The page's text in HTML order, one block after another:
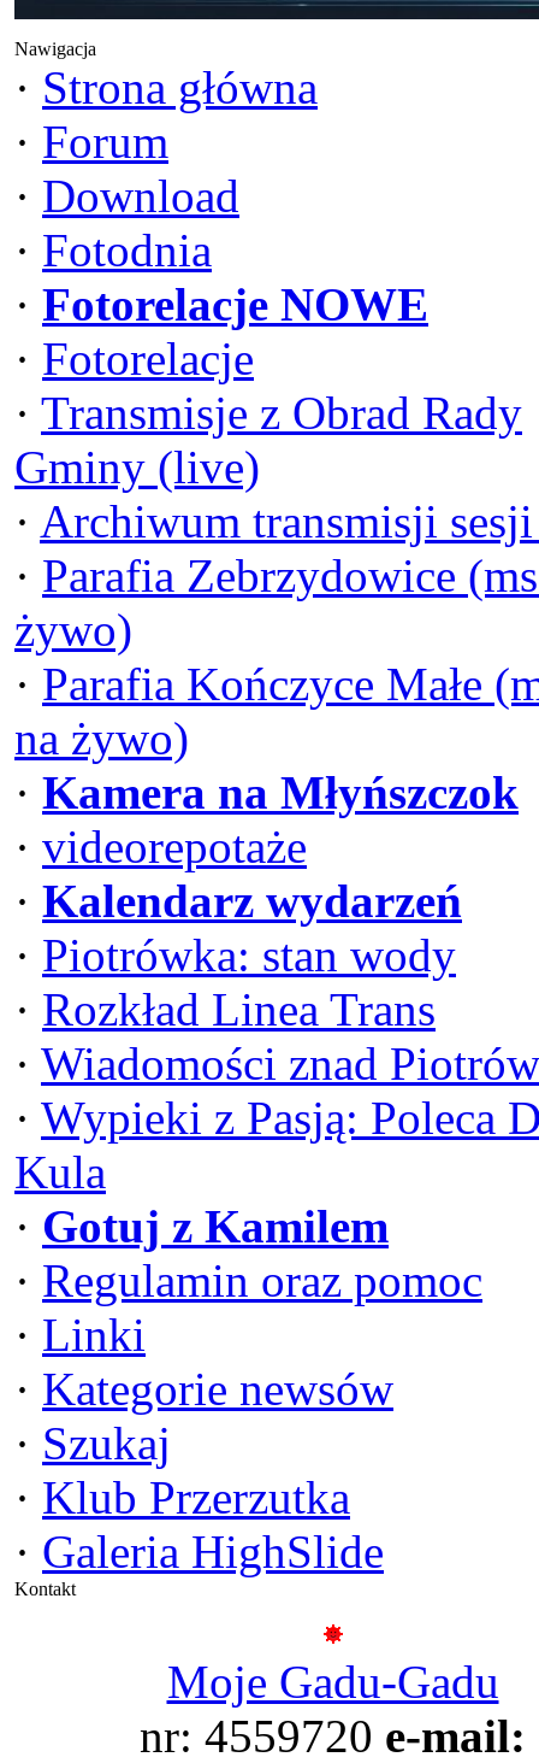
Nawigacja
· Strona główna
· Forum
· Download
· Fotodnia
· Fotorelacje NOWE
· Fotorelacje
· Transmisje z Obrad Rady
Gminy (live)
· Archiwum transmisji
· Parafia Zebrzydowice
żywo)
· Parafia Kończyce Małe
na żywo)
· Kamera na Młyńszczok
· videorepotaże
· Kalendarz wydarzeń
· Piotrówka: stan wody
· Rozkład Linea Trans
· Wiadomości znad
· Wypieki z Pasją: Poleca
Kula
· Gotuj z Kamilem
· Regulamin oraz pomoc
· Linki
· Kategorie newsów
· Szukaj
· Klub Przerzutka
· Galeria HighSlide
Kontakt
Moje Gadu-Gadu
nr: 4559720 e-mail: